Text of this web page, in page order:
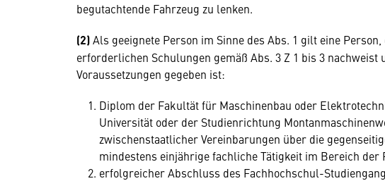
begutachtende Fahrzeug zu lenken.
(2)Als geeignete Person im Sinne des Abs. 1 gilt eine
erforderlichen Schulungen gemäß Abs. 3 Z 1 bis 3
Voraussetzungen gegeben ist:
Diplom der Fakultät für Maschinenbau oder
Universität oder der Studienrichtung
zwischenstaatlicher Vereinbarungen über die
mindestens einjährige fachliche Tätigkeit im Bereich der
erfolgreicher Abschluss des Fachhochschul-